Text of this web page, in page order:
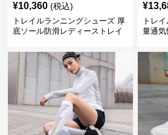
¥10,360 (税込)
トレイルランニングシューズ 厚
底ソール防滑レディーストレイ
¥
トレ
量通気